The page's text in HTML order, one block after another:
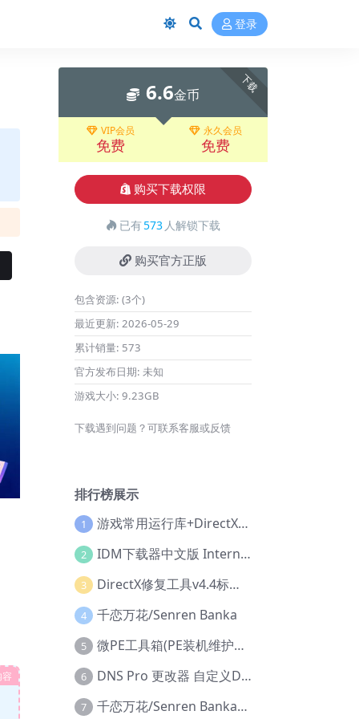
登录
下载
6.6金币
VIP会员
免费
永久会员
免费
购买下载权限
已有573 人解锁下载
购买官方正版
包含资源: (3个)
最近更新: 2026-05-29
累计销量: 573
官方发布日期: 未知
游戏大小: 9.23GB
下载遇到问题？可联系客服或反馈
排行榜展示
1 游戏常用运行库+DirectX修复增强版
2 IDM下载器中文版 Internet Download Manager v6.42.36 IDM
3 DirectX修复工具v4.4标准版+增强版+在线修复版
4 千恋万花/Senren Banka
5 微PE工具箱(PE装机维护工具) v2.3官方正式版
6 DNS Pro 更改器 自定义DNS修改
7 千恋万花/Senren Banka/安卓版